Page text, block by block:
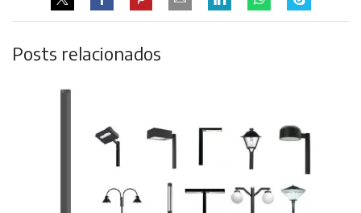
Posts relacionados